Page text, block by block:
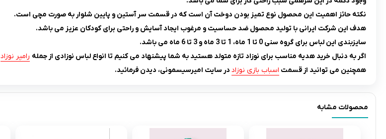
نکته حائز اهمیت این محصول نوع تمیز بودن دوخت آن است که در قسمت سر آستین و پایین شلوار به صورت مچی است.
هدف این شرکت ایرانی با تولید محصول ضد حساسیت و مرغوب ایجاد آسایش و راحتی برای کودکان عزیز می باشد.
سایزبندی این لباس برای گروه سنی 0 تا 1 ماه، 1 تا 3 ماه و 3 تا 6 ماه می باشد.
اگر به دنبال خرید هدیه مناسب برای نوزاد تازه متولد هستید به شما پیشنهاد می کنیم تا انواع لباس نوزادی از جمله رامپر نوزاد
همچنین می توانید از قسمت اسباب بازی نوزاد در سایت امیرسیسمونی، دیدن فرمائید.
محصولات مشابه